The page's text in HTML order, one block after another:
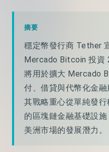
摘要
穩定幣發行商 Tether
Mercado Bitcoin 投資
將用於擴大 Mercado
付、借貸與代幣化金
其戰略重心從單純發
的區塊鏈金融基礎設
美洲市場的發展潛力。